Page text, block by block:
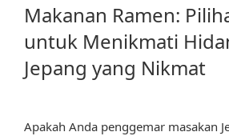
Makanan Ramen:
untuk Menikmati
Jepang yang Nikmat
Apakah Anda penggemar masakan